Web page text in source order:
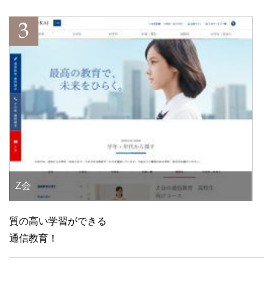
Z会
質の高い学習ができる
通信教育！